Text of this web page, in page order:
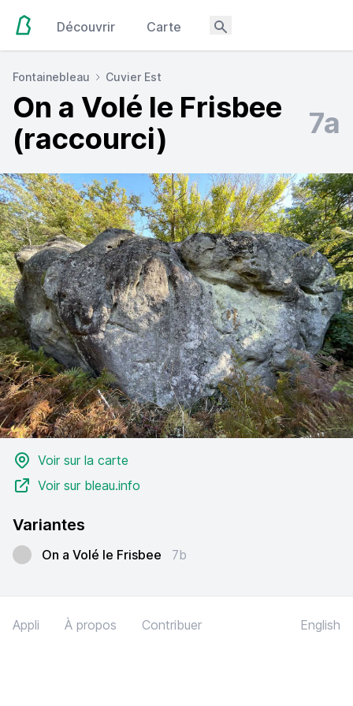
Découvrir Carte
Fontainebleau Cuvier Est
On a Volé le Frisbee
(raccourci)
7a
Voir sur la carte
Voir sur bleau.info
Variantes
On a Volé le Frisbee 7b
Appli À propos Contribuer English